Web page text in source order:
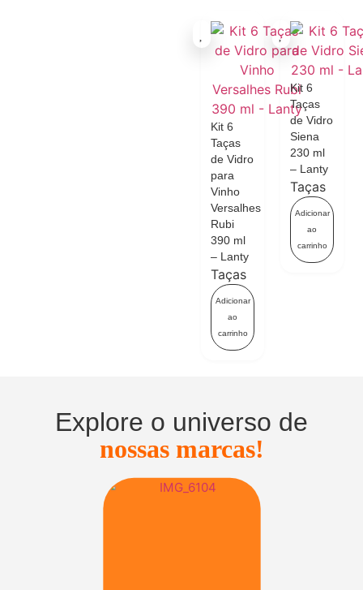
Kit 6
Taças
de Vidro
para
Vinho
Versalhes
Rubi
390 ml
– Lanty
Taças
Adicionar
ao
carrinho
Kit 6
Taças
de Vidro
Siena
230 ml
– Lanty
Taças
Adicionar
ao
carrinho
Explore o universo de
nossas marcas!